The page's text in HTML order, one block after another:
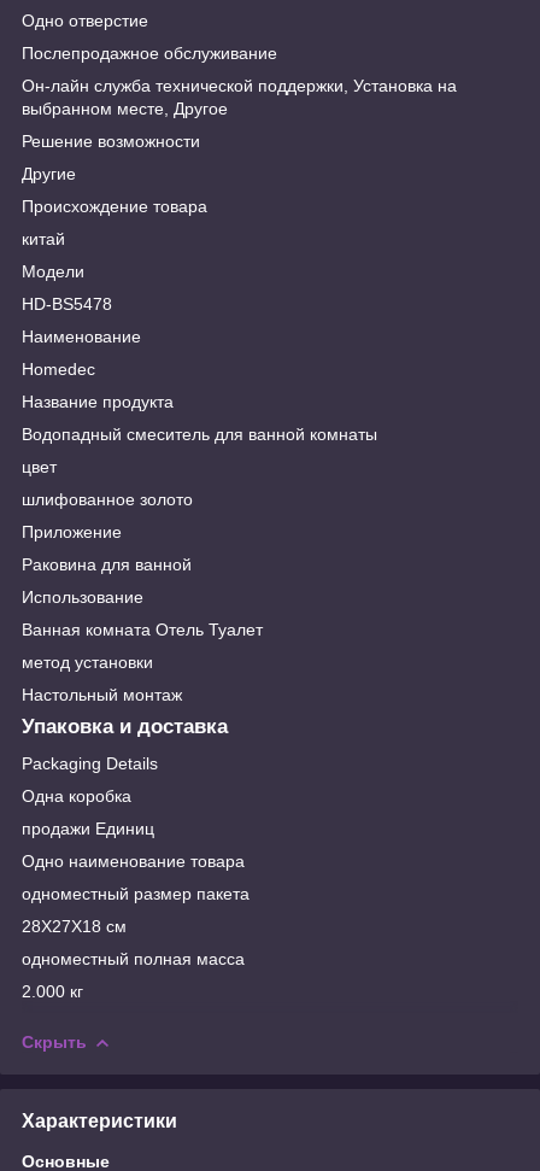
Одно отверстие
Послепродажное обслуживание
Он-лайн служба технической поддержки, Установка на
выбранном месте, Другое
Решение возможности
Другие
Происхождение товара
китай
Модели
HD-BS5478
Наименование
Homedec
Название продукта
Водопадный смеситель для ванной комнаты
цвет
шлифованное золото
Приложение
Раковина для ванной
Использование
Ванная комната Отель Туалет
метод установки
Настольный монтаж
Упаковка и доставка
Packaging Details
Одна коробка
продажи Единиц
Одно наименование товара
одноместный размер пакета
28X27X18 см
одноместный полная масса
2.000 кг
Скрыть
Характеристики
Основные